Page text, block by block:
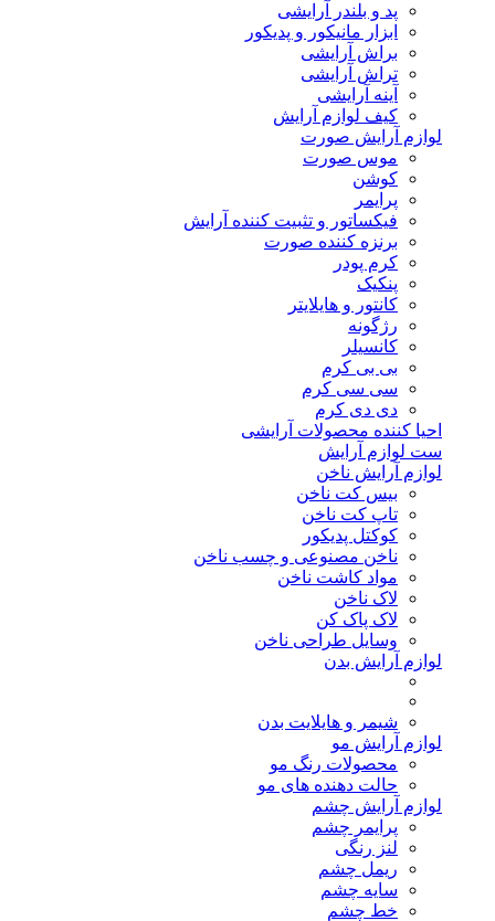
پد و بلندر آرایشی
ابزار مانیکور و پدیکور
براش آرایشی
تراش آرایشی
آینه آرایشی
کیف لوازم آرایش
لوازم آرایش صورت
موس صورت
کوشن
پرایمر
فیکساتور و تثبیت کننده آرایش
برنزه کننده صورت
کرم پودر
پنکیک
کانتور و هایلایتر
رژگونه
کانسیلر
بی بی کرم
سی سی کرم
دی دی کرم
احیا کننده محصولات آرایشی
ست لوازم آرایش
لوازم آرایش ناخن
بیس کت ناخن
تاپ کت ناخن
کوکتل پدیکور
ناخن مصنوعی و چسب ناخن
مواد کاشت ناخن
لاک ناخن
لاک پاک کن
وسایل طراحی ناخن
لوازم آرایش بدن
شیمر و هایلایت بدن
لوازم آرایش مو
محصولات رنگ مو
حالت دهنده های مو
لوازم آرایش چشم
پرایمر چشم
لنز رنگی
ریمل چشم
سایه چشم
خط چشم